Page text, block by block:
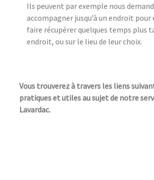
Ils peuvent par exemple nous
accompagner jusqu’à un endroit pour
faire récupérer quelques temps plus
endroit, ou sur le lieu de leur choix.
Vous trouverez à travers les liens
pratiques et utiles au sujet de notre
Lavardac.